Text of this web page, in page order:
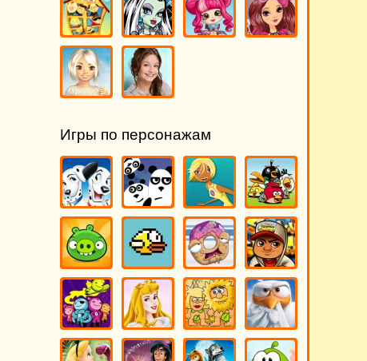
Игры по персонажам